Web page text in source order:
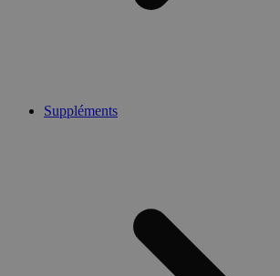
Suppléments